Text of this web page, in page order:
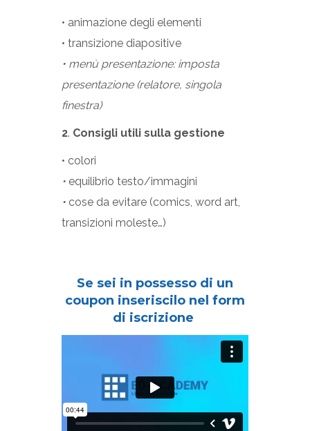
• animazione degli elementi
• transizione diapositive
• menù presentazione: imposta
presentazione (relatore, singola
finestra)
2. Consigli utili sulla gestione
• colori
• equilibrio testo/immagini
• cose da evitare (comics, word art,
transizioni moleste…)
Se sei in possesso di un
coupon inseriscilo nel form
di iscrizione